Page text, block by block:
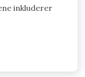
inkluderer